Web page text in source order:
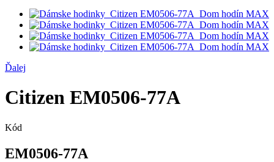
Ďalej
Citizen EM0506-77A
Kód
EM0506-77A